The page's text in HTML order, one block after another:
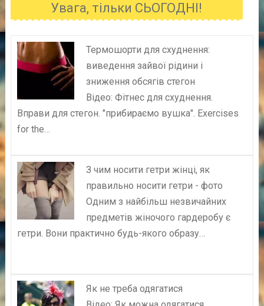
Увага, тільки СЬОГОДНІ!
Термошорти для схуднення:
виведення зайвої рідини і
зниження обсягів стегон
Відео: Фітнес для схуднення.
Вправи для стегон. "прибираємо вушка". Exercises
for the…
З чим носити гетри жінці, як
правильно носити гетри - фото
Одним з найбільш незвичайних
предметів жіночого гардеробу є
гетри. Вони практично будь-якого образу…
Як не треба одягатися